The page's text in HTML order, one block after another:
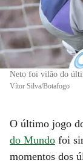
Neto foi vilão do
Vítor Silva/Botafogo
O último jogo
do Mundo foi
momentos dos